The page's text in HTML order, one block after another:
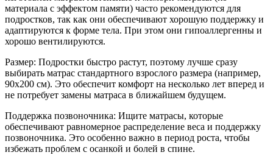
материала с эффектом памяти) часто рекомендуются для
подростков, так как они обеспечивают хорошую поддержку и
адаптируются к форме тела. При этом они гипоаллергенны и
хорошо вентилируются.
Размер: Подростки быстро растут, поэтому лучше сразу
выбирать матрас стандартного взрослого размера (например,
90x200 см). Это обеспечит комфорт на несколько лет вперед и
не потребует замены матраса в ближайшем будущем.
Поддержка позвоночника: Ищите матрасы, которые
обеспечивают равномерное распределение веса и поддержку
позвоночника. Это особенно важно в период роста, чтобы
избежать проблем с осанкой и болей в спине.